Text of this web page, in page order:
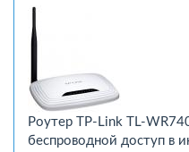
Роутер TP-Link TL-
беспроводной доступ в